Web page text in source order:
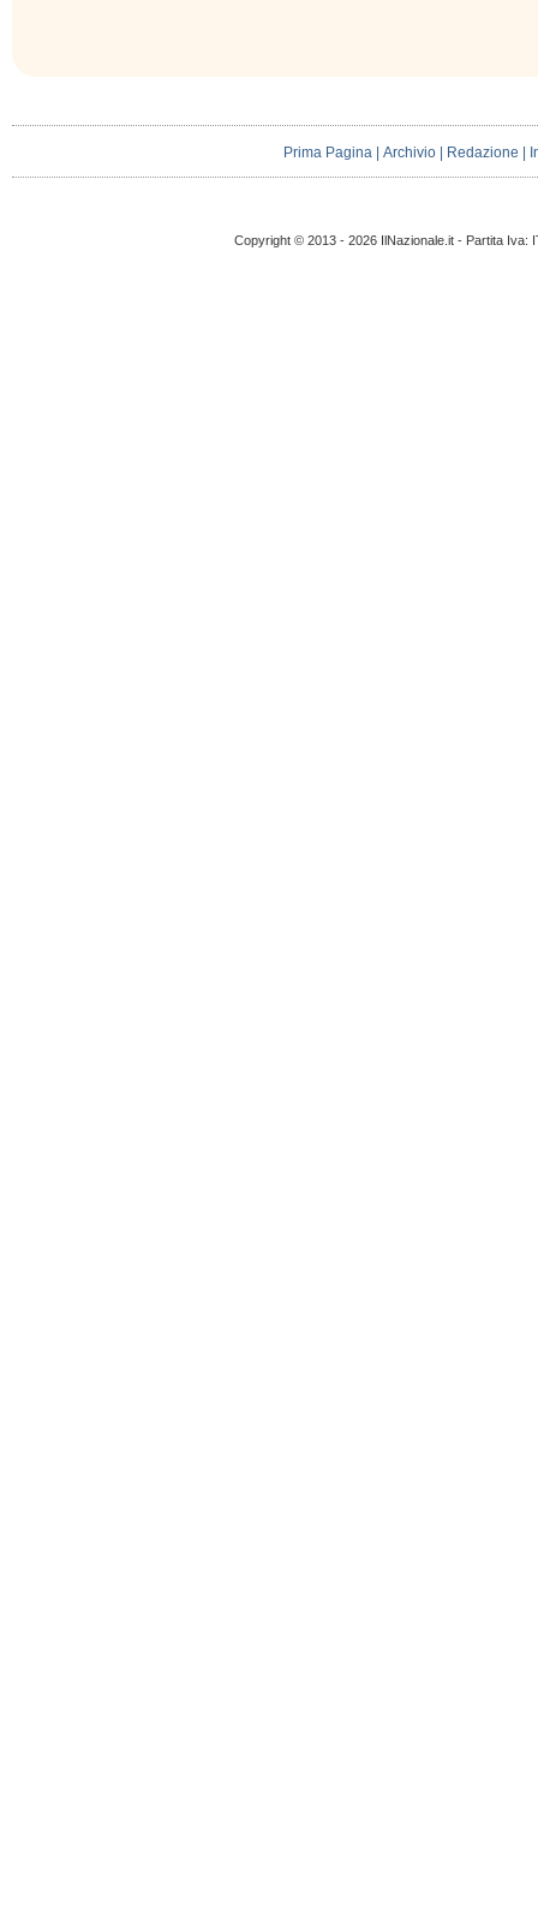
Prima Pagina |Archivio | Redazione |
Copyright © 2013 - 2026 IlNazionale.it - Partita Iva: